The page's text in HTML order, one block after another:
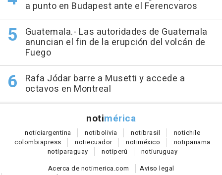
a punto en Budapest ante el Ferencvaros
Guatemala.- Las autoridades de Guatemala
anuncian el fin de la erupción del volcán de
Fuego
Rafa Jódar barre a Musetti y accede a
octavos en Montreal
notimérica
noticiargentina notibolivia notibrasil notichile
colombiapress notiecuador notiméxico notipanama
notiparaguay notiperú notiuruguay
Acerca de notimerica.com
Aviso legal